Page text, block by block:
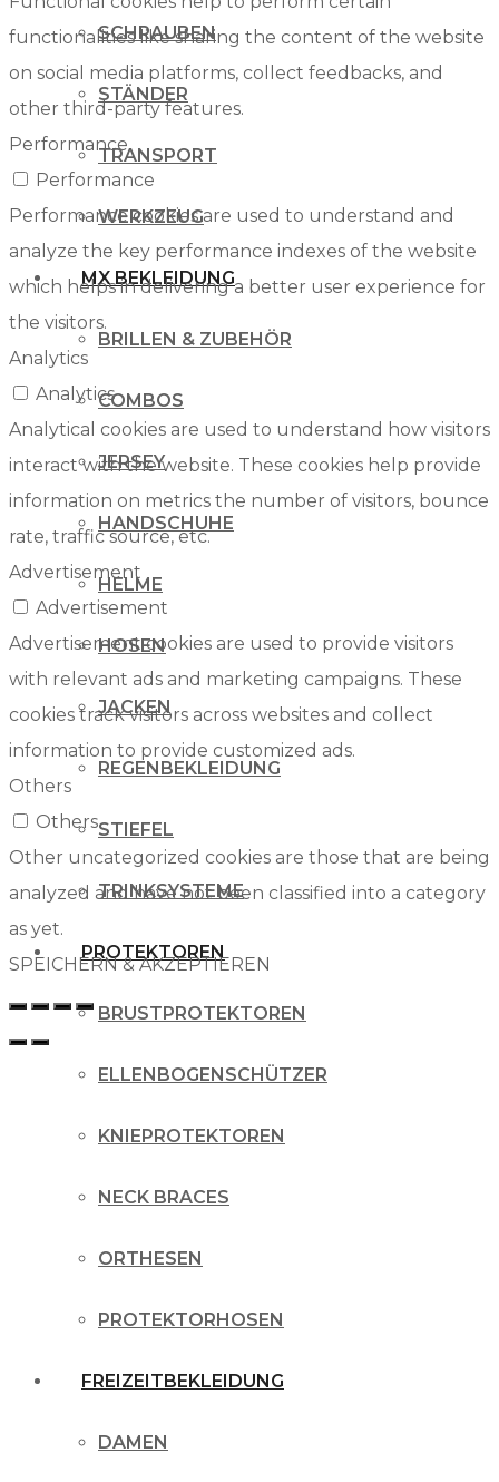
SCHRAUBEN
STÄNDER
TRANSPORT
WERKZEUG
MX BEKLEIDUNG
BRILLEN & ZUBEHÖR
COMBOS
JERSEY
HANDSCHUHE
HELME
HOSEN
JACKEN
REGENBEKLEIDUNG
STIEFEL
TRINKSYSTEME
PROTEKTOREN
BRUSTPROTEKTOREN
ELLENBOGENSCHÜTZER
KNIEPROTEKTOREN
NECK BRACES
ORTHESEN
PROTEKTORHOSEN
FREIZEITBEKLEIDUNG
DAMEN
functionalities like sharing the content of the website
on social media platforms, collect feedbacks, and
other third-party features.
Performance
Performance
Performance cookies are used to understand and
analyze the key performance indexes of the website
which helps in delivering a better user experience for
the visitors.
Analytics
Analytics
Analytical cookies are used to understand how visitors
interact with the website. These cookies help provide
information on metrics the number of visitors, bounce
rate, traffic source, etc.
Advertisement
Advertisement
Advertisement cookies are used to provide visitors
with relevant ads and marketing campaigns. These
cookies track visitors across websites and collect
information to provide customized ads.
Others
Others
Other uncategorized cookies are those that are being
analyzed and have not been classified into a category
as yet.
SPEICHERN & AKZEPTIEREN